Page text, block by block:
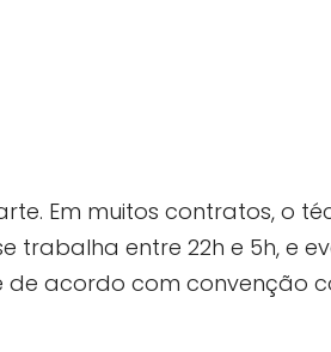
Em muitos contratos, o
trabalha entre 22h e 5h, e
de acordo com convenção